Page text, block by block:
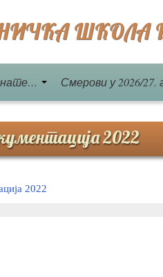
ШКОЛА
Смерови у 2026/27.
2022
2022